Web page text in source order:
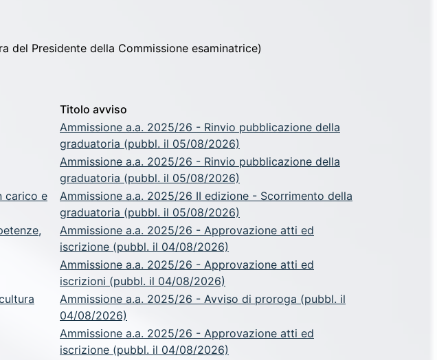
del Presidente della Commissione esaminatrice)
Titolo avviso
Ammissione a.a. 2025/26 - Rinvio pubblicazione della
graduatoria (pubbl. il 05/08/2026)
Ammissione a.a. 2025/26 - Rinvio pubblicazione della
graduatoria (pubbl. il 05/08/2026)
carico e
Ammissione a.a. 2025/26 II edizione - Scorrimento della
graduatoria (pubbl. il 05/08/2026)
Ammissione a.a. 2025/26 - Approvazione atti ed
iscrizione (pubbl. il 04/08/2026)
Ammissione a.a. 2025/26 - Approvazione atti ed
iscrizioni (pubbl. il 04/08/2026)
Ammissione a.a. 2025/26 - Avviso di proroga (pubbl. il
04/08/2026)
Ammissione a.a. 2025/26 - Approvazione atti ed
iscrizione (pubbl. il 04/08/2026)